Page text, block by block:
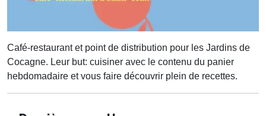
Café-restaurant et point de distribution pour les Jardins de
Cocagne. Leur but: cuisiner avec le contenu du panier
hebdomadaire et vous faire découvrir plein de recettes.